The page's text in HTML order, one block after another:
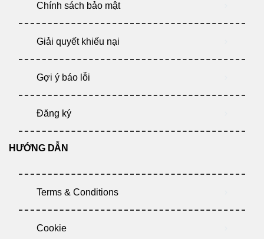
Chính sách bảo mật
Giải quyết khiếu nại
Gợi ý báo lỗi
Đăng ký
HƯỚNG DẪN
Terms & Conditions
Cookie